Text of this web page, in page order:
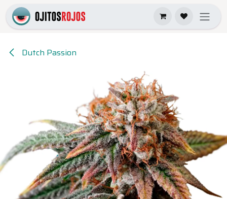
Ir al contenido
Dutch Passion